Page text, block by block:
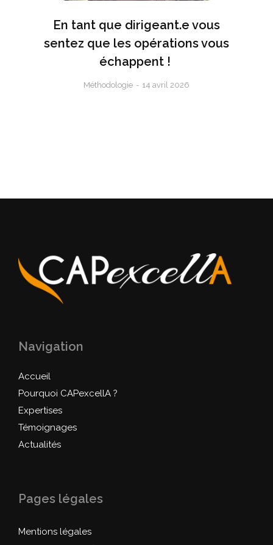
En tant que dirigeant.e vous
sentez que les opérations vous
échappent !
Méthodologie 14 avril 2026
Navigation
Accueil
Pourquoi CAPexcellA ?
Expertises
Témoignages
Actualités
Pages légales
Mentions légales